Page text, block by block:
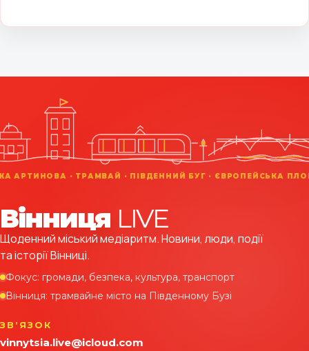
Вінниця LIVE
Щоденний міський медіаритм. Новини, люди, події
та історії Вінниці.
Фокус: громади, безпека, культура, транспорт
Вінниця: трамвайне місто на Південному Бузі
ЗВʼЯЗОК
vinnytsia.live@icloud.com